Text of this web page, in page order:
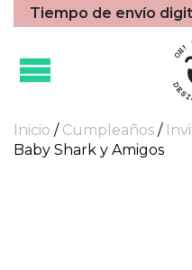
Tiempo de envío
Inicio / Cumpleaños /
Baby Shark y Amigos